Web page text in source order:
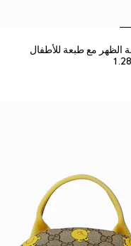
الظهر مع طبعة للأطفال